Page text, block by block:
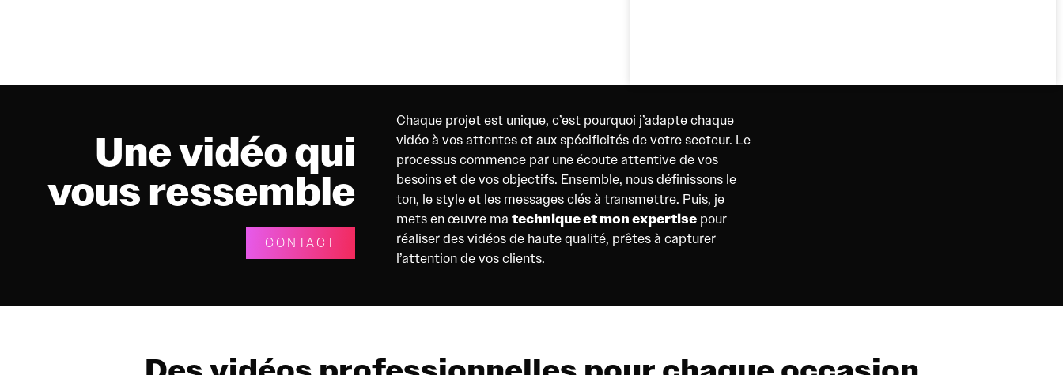
Une vidéo qui
vous ressemble
CONTACT
Chaque projet est unique, c’est pourquoi j’adapte chaque
vidéo à vos attentes et aux spécificités de votre secteur. Le
processus commence par une écoute attentive de vos
besoins et de vos objectifs. Ensemble, nous définissons le
ton, le style et les messages clés à transmettre. Puis, je
mets en œuvre ma technique et mon expertisepour
réaliser des vidéos de haute qualité, prêtes à capturer
l’attention de vos clients.